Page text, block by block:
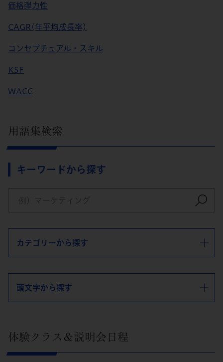
用語集検索
キーワードから探す
カテゴリーから探す
頭文字から探す
価格弾力性
CAGR(年平均成長率)
コンセプチュアル・スキル
KSF
WACC
体験クラス＆説明会日程